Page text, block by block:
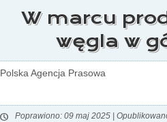
W marcu
węgla w
Polska Agencja Prasowa
Poprawiono: 09 maj 2025